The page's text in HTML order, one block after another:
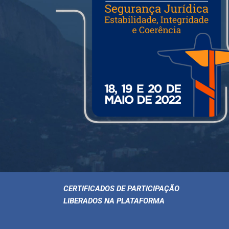
CERTIFICADOS DE PARTICIPAÇÃO
LIBERADOS NA PLATAFORMA